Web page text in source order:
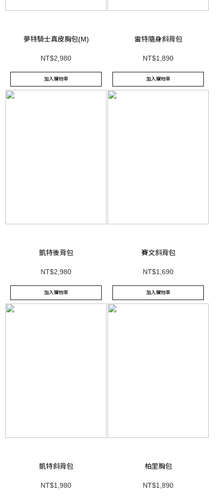
夢特騎士真皮胸包(M)
NT$2,980
加入購物車
雷特隨身斜背包
NT$1,890
加入購物車
凱特後背包
NT$2,980
加入購物車
賽文斜背包
NT$1,690
加入購物車
凱特斜背包
NT$1,980
柏里胸包
NT$1,890